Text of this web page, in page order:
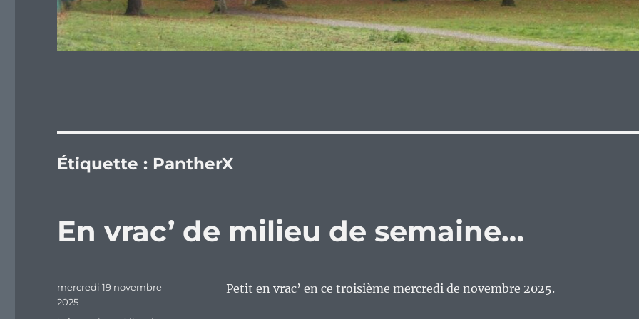
Étiquette : PantherX
En vrac’ de milieu de semaine…
Petit en vrac’ en ce troisième mercredi de novembre 2025.
Publié
le
mercredi 19 novembre
2025